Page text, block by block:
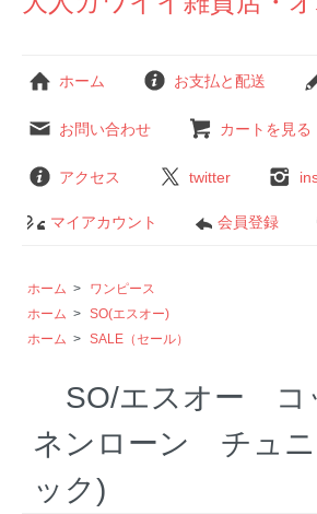
ホーム お支払と配送
お問い合わせ カートを見る
アクセス twitter
マイアカウント 会員登録
ホーム >
ワンピース
ホーム > SO(エスオー)
ホーム > SALE（セール）
SO/エスオー コ
ネンローン チュニ
ック)